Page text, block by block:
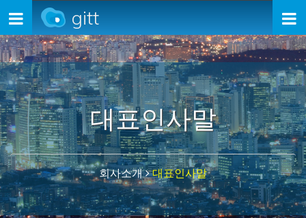
Toggle
navigation
gitt
대표인사말
회사소개 대표인사말